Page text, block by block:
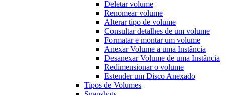
Deletar volume
Renomear volume
Alterar tipo de volume
Consultar detalhes de um volume
Formatar e montar um volume
Anexar Volume a uma Instância
Desanexar Volume de uma Instância
Redimensionar o volume
Estender um Disco Anexado
Tipos de Volumes